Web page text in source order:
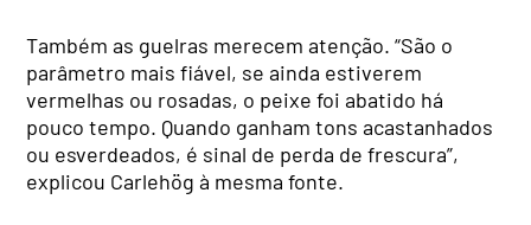
Também as guelras merecem atenção. “São o
parâmetro mais fiável, se ainda estiverem
vermelhas ou rosadas, o peixe foi abatido há
pouco tempo. Quando ganham tons acastanhados
ou esverdeados, é sinal de perda de frescura”,
explicou Carlehög à mesma fonte.